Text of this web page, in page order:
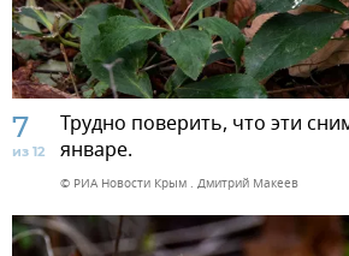
7
из 12
Трудно поверить, что эти
январе.
© РИА Новости Крым . Дмитрий Макеев